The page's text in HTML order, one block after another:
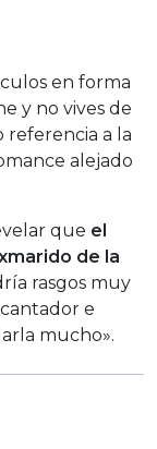
en forma
y no vives de
referencia a la
alejado
que el
de la
rasgos muy
e
mucho».